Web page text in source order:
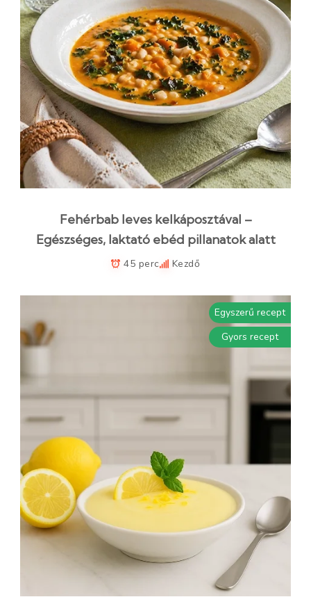
Fehérbab leves kelkáposztával –
Egészséges, laktató ebéd pillanatok alatt
45 perc Kezdő
Egyszerű recept
Gyors recept